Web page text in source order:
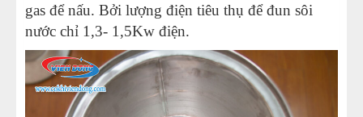
gas để nấu. Bởi lượng điện tiêu thụ để đun sôi
nước chỉ 1,3- 1,5Kw điện.